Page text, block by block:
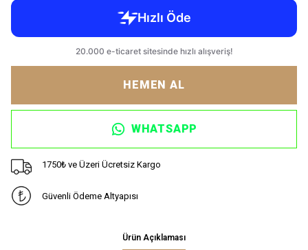
HEMEN AL
WHATSAPP
1750₺ ve Üzeri Ücretsiz Kargo
Güvenli Ödeme Altyapısı
Ürün Açıklaması